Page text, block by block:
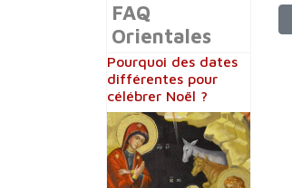
FAQ
Orientales
Pourquoi des dates
différentes pour
célébrer Noël ?